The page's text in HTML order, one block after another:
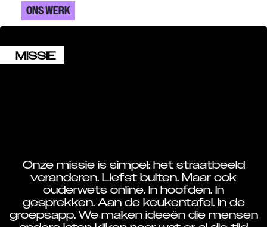
ONS WERK
MISSIE
Onze missie is simpel: het straatbeeld
veranderen. Liefst buiten. Maar ook
ouderwets online. In hoofden. In
gesprekken. Aan de keukentafel. In de
groepsapp. We maken ideeën die mensen